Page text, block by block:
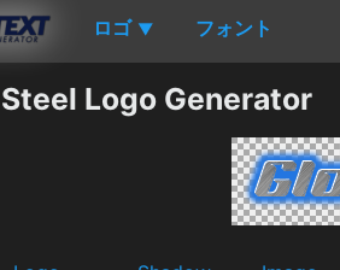
ロゴ ▼ フォント
Logo Generator